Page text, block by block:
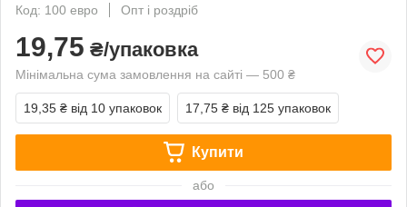
Код: 100 евро
Опт і роздріб
19,75 ₴/упаковка
Мінімальна сума замовлення на сайті — 500 ₴
19,35 ₴ від 10 упаковок 17,75 ₴ від 125 упаковок
Купити
або